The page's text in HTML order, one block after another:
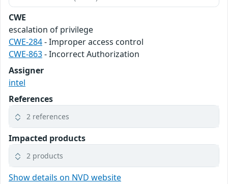
CWE
escalation of privilege
CWE-284- Improper access control
CWE-863- Incorrect Authorization
Assigner
intel
References
2 references
Impacted products
2 products
Show details on NVD website